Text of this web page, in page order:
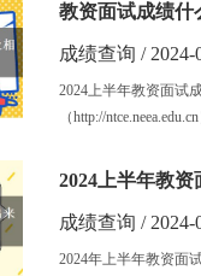
教资面试成绩什
成绩查询 / 2024-
2024上半年教资面试
（http://
2024上半年教
成绩查询 / 2024-
2024年上半年教资面